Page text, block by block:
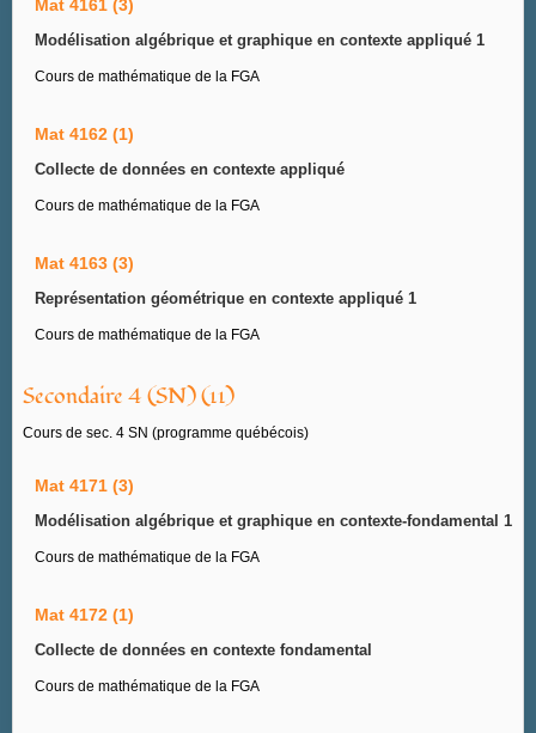
Mat 4161 (3)
Modélisation algébrique et graphique en contexte appliqué 1
Cours de mathématique de la FGA
Mat 4162 (1)
Collecte de données en contexte appliqué
Cours de mathématique de la FGA
Mat 4163 (3)
Représentation géométrique en contexte appliqué 1
Cours de mathématique de la FGA
Secondaire 4 (SN) (11)
Cours de sec. 4 SN (programme québécois)
Mat 4171 (3)
Modélisation algébrique et graphique en contexte-fondamental 1
Cours de mathématique de la FGA
Mat 4172 (1)
Collecte de données en contexte fondamental
Cours de mathématique de la FGA